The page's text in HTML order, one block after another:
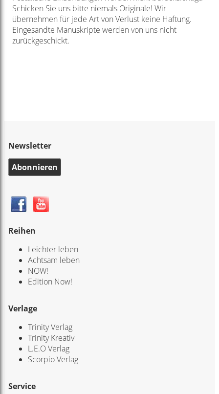
Schicken Sie uns bitte niemals Originale! Wir
übernehmen für jede Art von Verlust keine Haftung.
Eingesandte Manuskripte werden von uns nicht
zurückgeschickt.
Newsletter
Abonnieren
Reihen
Leichter leben
Achtsam leben
NOW!
Edition Now!
Verlage
Trinity Verlag
Trinity Kreativ
L.E.O Verlag
Scorpio Verlag
Service